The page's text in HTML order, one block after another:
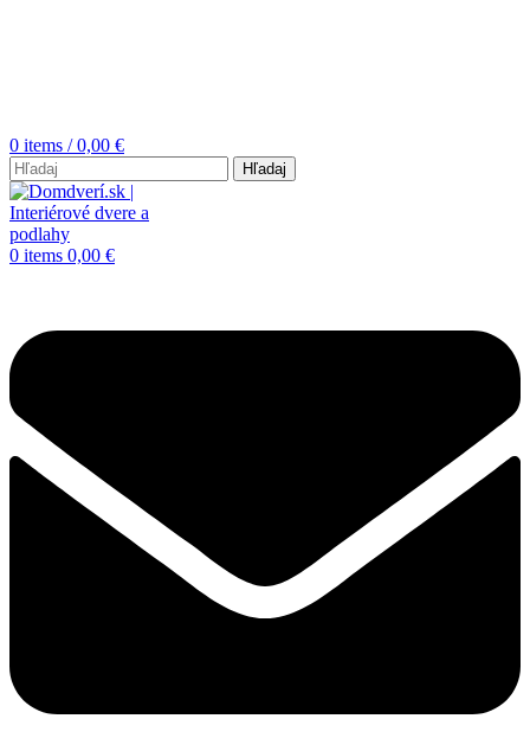
0 items / 0,00 €
Hľadaj
0 items 0,00 €